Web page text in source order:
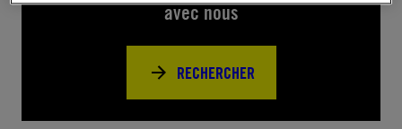
avec nous
RECHERCHER